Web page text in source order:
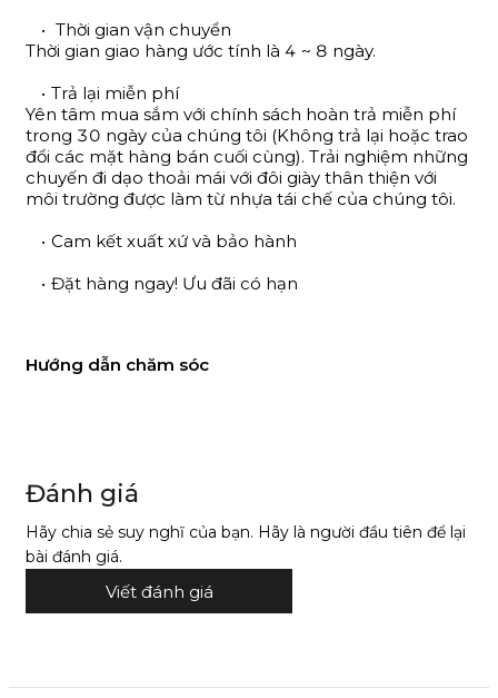
Thời gian vận chuyển
Thời gian giao hàng ước tính là 4 ~ 8 ngày.
Trả lại miễn phí
Yên tâm mua sắm với chính sách hoàn trả miễn phí
trong 30 ngày của chúng tôi (Không trả lại hoặc trao
đổi các mặt hàng bán cuối cùng). Trải nghiệm những
chuyến đi dạo thoải mái với đôi giày thân thiện với
môi trường được làm từ nhựa tái chế của chúng tôi.
Cam kết xuất xứ và bảo hành
Đặt hàng ngay! Ưu đãi có hạn
Hướng dẫn chăm sóc
Đánh giá
Hãy chia sẻ suy nghĩ của bạn. Hãy là người đầu tiên để lại
bài đánh giá.
Viết đánh giá